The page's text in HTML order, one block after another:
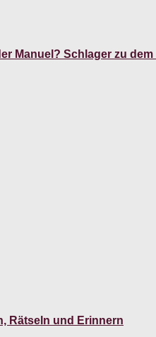
Manuel? Schlager zu dem
Rätseln und Erinnern